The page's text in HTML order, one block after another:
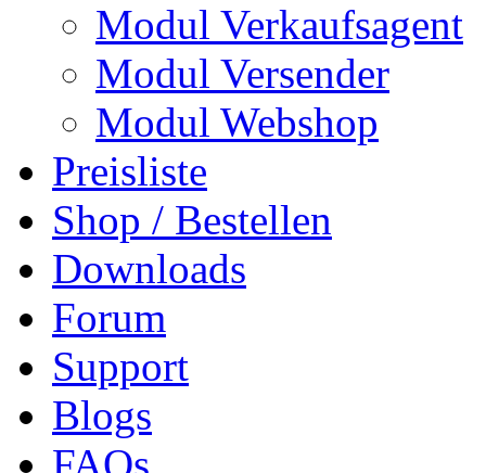
Modul Verkaufsagent
Modul Versender
Modul Webshop
Preisliste
Shop / Bestellen
Downloads
Forum
Support
Blogs
FAQs